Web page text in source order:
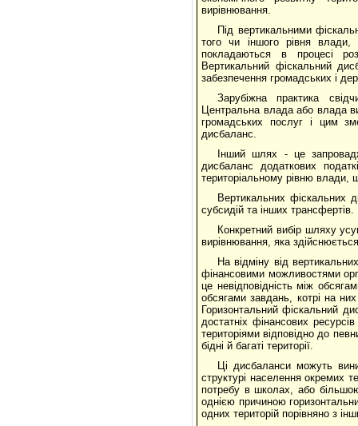
вирівнювання.
Під вертикальними
того чи іншого рівня влади,
покладаються в процесі
Вертикальний фіскальний
забезпечення громадських і
Зарубіжна практика
Центральна влада або влада
громадських послуг і цим
дисбаланс.
Інший шлях - це
дисбаланс додаткових
територіальному рівню влади,
Вертикальних фіскальних
субсидій та інших трансфертів.
Конкретний вибір шляху
вирівнювання, яка здійснюється
На відміну від
фінансовими можливостями
це невідповідність між
обсягами завдань, котрі на
Горизонтальний фіскальний
достатніх фінансових
територіями відповідно до
бідні й багаті території.
Ці дисбаланси можуть
структурі населення окремих
потребу в школах, або
однією причиною
одних територій порівняно з